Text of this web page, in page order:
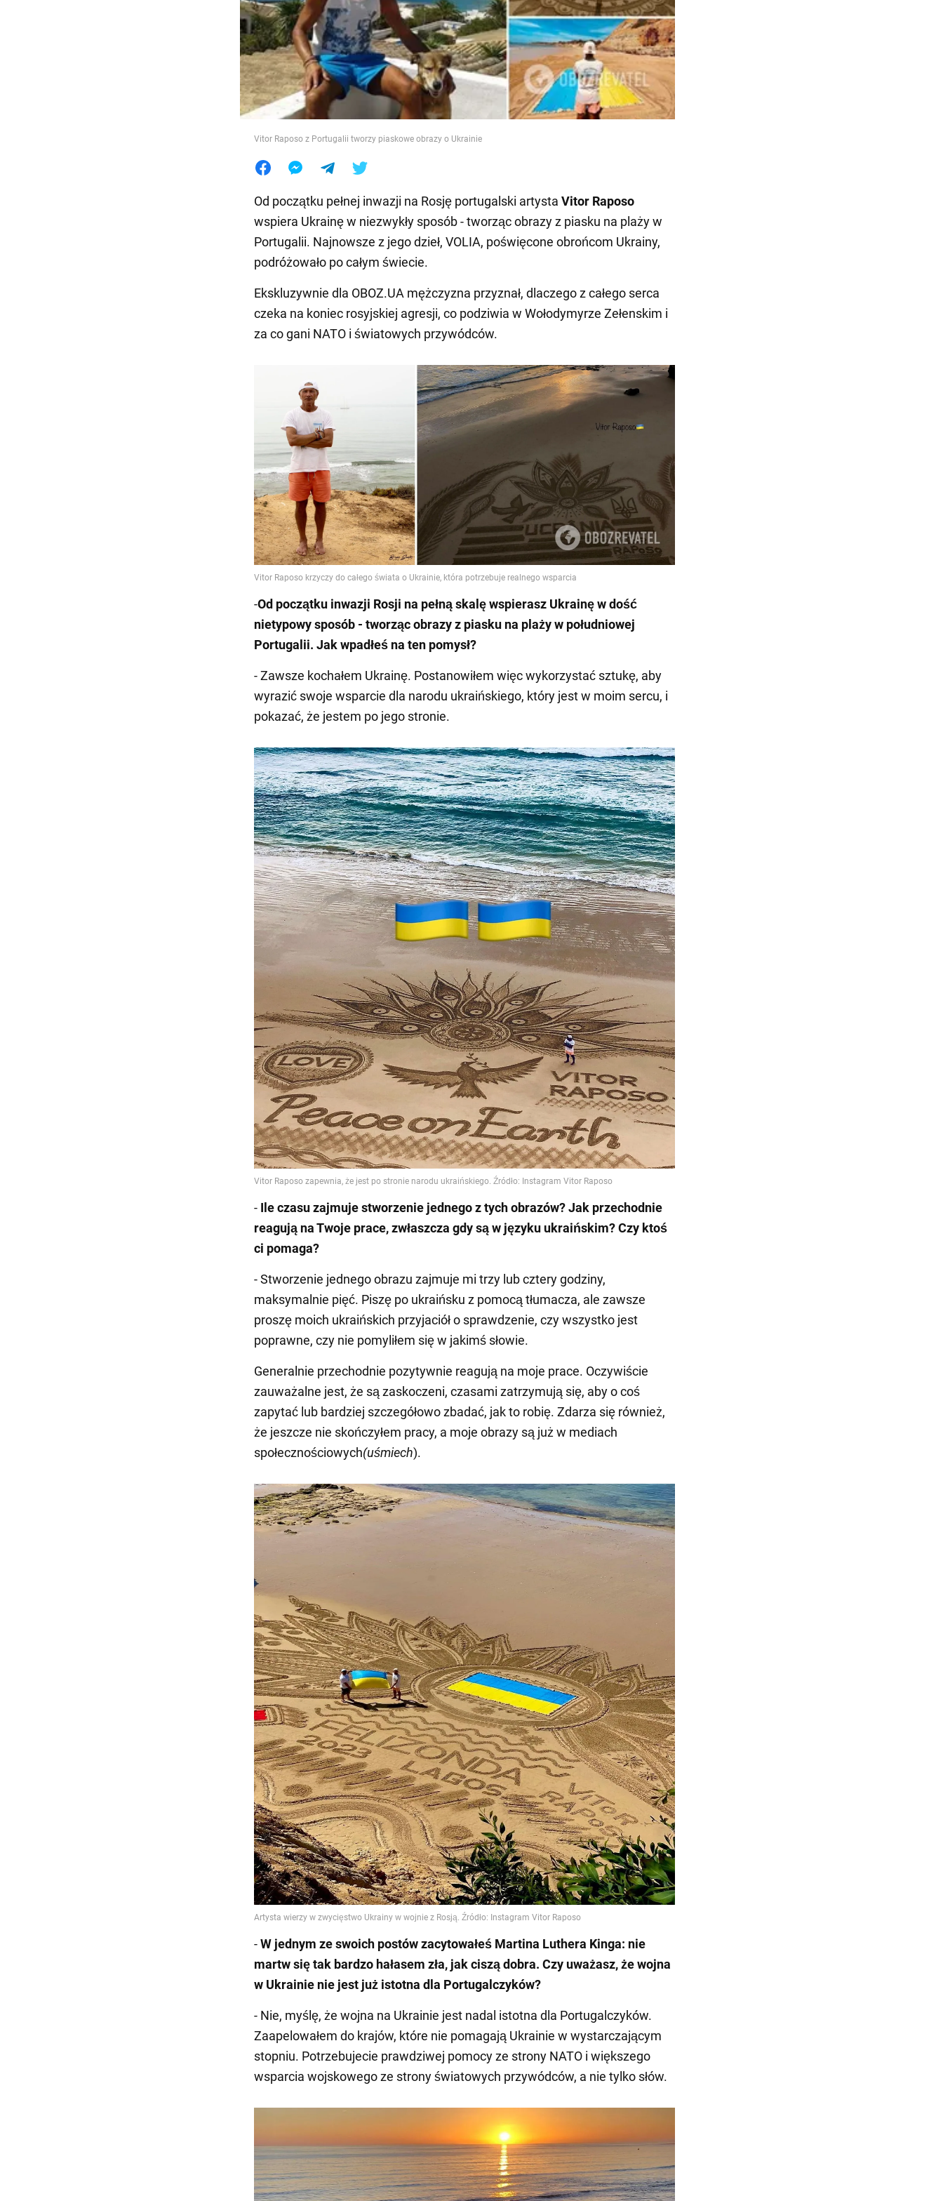
Jedzenie
Vitor Raposo z Portugalii tworzy piaskowe obrazy o Ukrainie
Od początku pełnej inwazji na Rosję portugalski artysta Vitor Raposo
wspiera Ukrainę w niezwykły sposób - tworząc obrazy z piasku na plaży w
Portugalii. Najnowsze z jego dzieł, VOLIA, poświęcone obrońcom Ukrainy,
podróżowało po całym świecie.
Ekskluzywnie dla OBOZ.UA mężczyzna przyznał, dlaczego z całego serca
czeka na koniec rosyjskiej agresji, co podziwia w Wołodymyrze Zełenskim i
za co gani NATO i światowych przywódców.
-Od początku inwazji Rosji na pełną skalę wspierasz Ukrainę w dość
nietypowy sposób - tworząc obrazy z piasku na plaży w południowej
Portugalii. Jak wpadłeś na ten pomysł?
- Zawsze kochałem Ukrainę. Postanowiłem więc wykorzystać sztukę, aby
wyrazić swoje wsparcie dla narodu ukraińskiego, który jest w moim sercu, i
pokazać, że jestem po jego stronie.
- Ile czasu zajmuje stworzenie jednego z tych obrazów? Jak przechodnie
reagują na Twoje prace, zwłaszcza gdy są w języku ukraińskim? Czy ktoś
ci pomaga?
- Stworzenie jednego obrazu zajmuje mi trzy lub cztery godziny,
maksymalnie pięć. Piszę po ukraińsku z pomocą tłumacza, ale zawsze
proszę moich ukraińskich przyjaciół o sprawdzenie, czy wszystko jest
poprawne, czy nie pomyliłem się w jakimś słowie.
Generalnie przechodnie pozytywnie reagują na moje prace. Oczywiście
zauważalne jest, że są zaskoczeni, czasami zatrzymują się, aby o coś
zapytać lub bardziej szczegółowo zbadać, jak to robię. Zdarza się również,
że jeszcze nie skończyłem pracy, a moje obrazy są już w mediach
społecznościowych(uśmiech).
-W jednym ze swoich postów zacytowałeś Martina Luthera Kinga: nie
martw się tak bardzo hałasem zła, jak ciszą dobra. Czy uważasz, że wojna
w Ukrainie nie jest już istotna dla Portugalczyków?
- Nie, myślę, że wojna na Ukrainie jest nadal istotna dla Portugalczyków.
Zaapelowałem do krajów, które nie pomagają Ukrainie w wystarczającym
stopniu. Potrzebujecie prawdziwej pomocy ze strony NATO i większego
wsparcia wojskowego ze strony światowych przywódców, a nie tylko słów.